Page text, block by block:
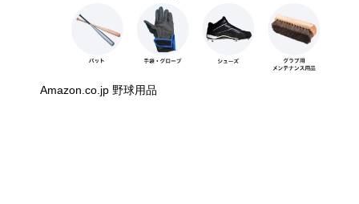
Amazon.co.jp 野球用品